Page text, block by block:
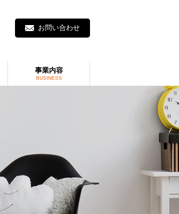
お問い合わせ
事業内容
BUSINESS